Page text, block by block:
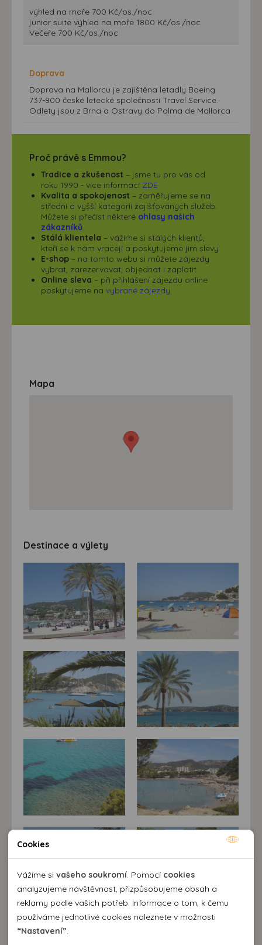
výhled na moře 700 Kč/os./noc
junior suite výhled na moře 1800 Kč/os./noc
Večeře 700 Kč/os./noc
Doprava
Doprava na Mallorcu je zajištěna letadly Boeing
737-800 české letecké společnosti Travel Service.
Odlety jsou z Brna a Ostravy do Palma de Mallorca
Proč právě s Emmou?
Tradice a zkušenost – jsme tu pro vás od
roku 1990 - více informací ZDE
Kvalita a spokojenost – zaměřujeme se na
střední a vyšší kategorii zajišťovaných služeb.
Můžete si přečíst některé ohlasy našich
zákazníků.
Stálá klientela – vážíme si stálých klientů,
kteří se k nám vracejí a poskytujeme jim slevy
E-shop – na tomto webu si můžete zájezdy
vybrat, zarezervovat, objednat i zaplatit
Online sleva – při přihlášení zájezdu online
poskytujeme na vybrané zájezdy
Mapa
Destinace a výlety
Cookies
Vážíme si vašeho soukromí. Pomocí cookies
analyzujeme návštěvnost, přizpůsobujeme obsah a
reklamy podle vašich potřeb. Informace o tom, k čemu
používáme jednotlivé cookies naleznete v možnosti
“Nastavení”.
Nutné cookies pomáhají, aby byla webová stránka
použitelná tak, že umožní základní funkce jako navigace
stránky a přístup k zabezpečeným sekcím webové stránky.
Webová stránka nemůže správně fungovat bez těchto
cookies.